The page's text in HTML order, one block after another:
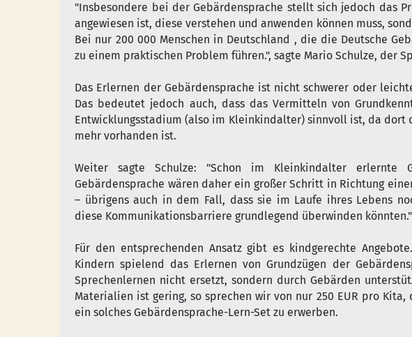
"Insbesondere bei der Gebärdensprache stellt sich jedoch das
angewiesen ist, diese verstehen und anwenden können muss,
Bei nur 200 000 Menschen in Deutschland , die die Deutsche
zu einem praktischen Problem führen.", sagte Mario Schulze, der
Das Erlernen der Gebärdensprache ist nicht schwerer oder
Das bedeutet jedoch auch, dass das Vermitteln von
Entwicklungsstadium (also im Kleinkindalter) sinnvoll ist, da
mehr vorhanden ist.
Weiter sagte Schulze: "Schon im Kleinkindalter erlernte
Gebärdensprache wären daher ein großer Schritt in Richtung
– übrigens auch in dem Fall, dass sie im Laufe ihres Lebens
diese Kommunikationsbarriere grundlegend überwinden könnten."
Für den entsprechenden Ansatz gibt es kindgerechte
Kindern spielend das Erlernen von Grundzügen der
Sprechenlernen nicht ersetzt, sondern durch Gebärden
Materialien ist gering, so sprechen wir von nur 250 EUR pro
ein solches Gebärdensprache-Lern-Set zu erwerben.